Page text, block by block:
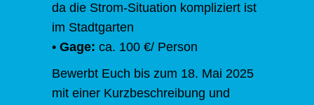
da die Strom-Situation kompliziert ist
im Stadtgarten
• Gage: ca. 100 €/ Person
Bewerbt Euch bis zum 18. Mai 2025
mit einer Kurzbeschreibung und